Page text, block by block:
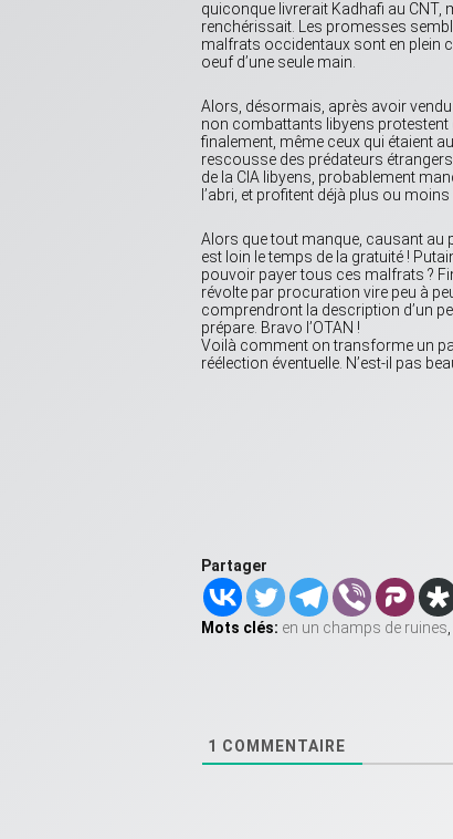
quiconque livrerait Kadhafi au CNT,
renchérissait. Les promesses
malfrats occidentaux sont en plein
oeuf d’une seule main.
Alors, désormais, après avoir
non combattants libyens protestent
finalement, même ceux qui étaient
rescousse des prédateurs
de la CIA libyens, probablement
l’abri, et profitent déjà plus ou
Alors que tout manque, causant au
est loin le temps de la gratuité !
pouvoir payer tous ces malfrats ?
révolte par procuration vire peu à
comprendront la description d’un
prépare. Bravo l’OTAN !
Voilà comment on transforme un
réélection éventuelle. N’est-il pas
Partager
Mots clés: en un champs de ruines,
1 COMMENTAIRE